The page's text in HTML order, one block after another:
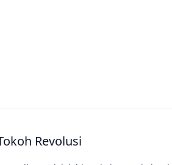
Revolusi